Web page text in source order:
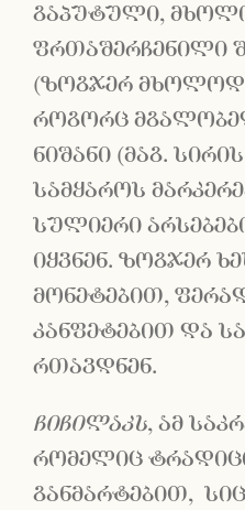
გაპუტული,
ფრთაშერჩენილი
(ზოგჯერ მხოლოდ
როგორც
ნიშანი (მაგ.
სამყაროს
სულიერი
იყვნენ. ზოგჯერ
მონეტებით,
კანფეტებით და
რთავდნენ.
ჩიჩილაკს, ამ
რომელიც
განმარტებით,